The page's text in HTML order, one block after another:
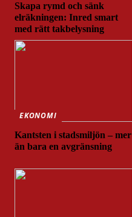
Skapa rymd och sänk
elräkningen: Inred smart
med rätt takbelysning
EKONOMI
Kantsten i stadsmiljön – mer
än bara en avgränsning